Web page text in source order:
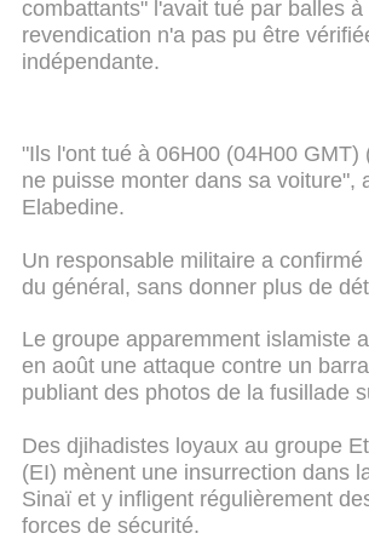
combattants" l'avait tué par balles
revendication n'a pas pu être
indépendante.
"Ils l'ont tué à 06H00 (04H00 GMT)
ne puisse monter dans sa voiture",
Elabedine.
Un responsable militaire a
du général, sans donner plus de
Le groupe apparemment islamiste
en août une attaque contre un
publiant des photos de la fusillade
Des djihadistes loyaux au groupe
(EI) mènent une insurrection dans
Sinaï et y infligent régulièrement
forces de sécurité.